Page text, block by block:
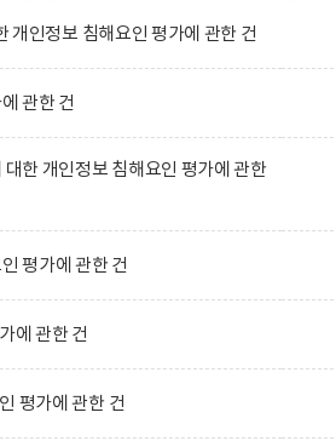
개인정보 침해요인 평가에 관한 건
관한 건
한 개인정보 침해요인 평가에 관한
평가에 관한 건
에 관한 건
평가에 관한 건